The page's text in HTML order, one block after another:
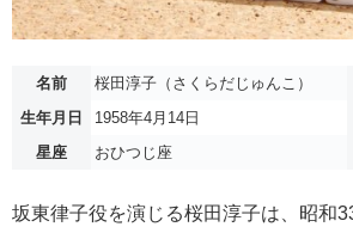
名前 桜田淳子（さくらだじゅんこ）
生年月日
1958年4月14日
星座
おひつじ座
坂東律子役を演じる桜田淳子は、昭和